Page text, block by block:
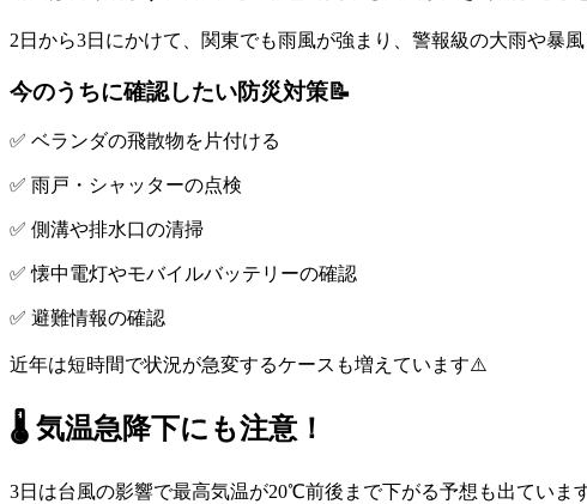
2日から3日にかけて、関東でも雨風が強まり、警報級の大雨や暴
今のうちに確認したい防災対策📝
✅ ベランダの飛散物を片付ける
✅ 雨戸・シャッターの点検
✅ 側溝や排水口の清掃
✅ 懐中電灯やモバイルバッテリーの確認
✅ 避難情報の確認
近年は短時間で状況が急変するケースも増えています⚠️
🌡️ 気温急降下にも注意！
3日は台風の影響で最高気温が20℃前後まで下がる予想も出ていま